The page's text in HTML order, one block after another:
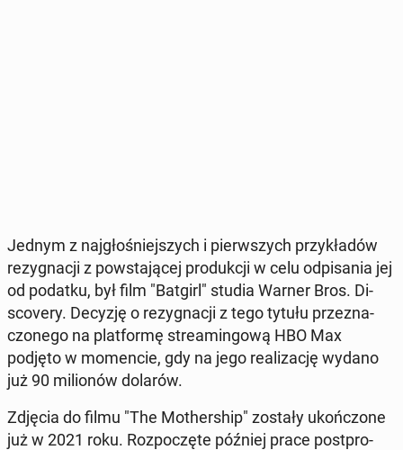
Jednym z naj­gło­śniej­szych i pierw­szych przy­kła­dów
re­zy­gna­cji z po­wsta­ją­cej pro­duk­cji w celu od­pi­sa­nia jej
od podatku, był film "Batgirl" studia Warner Bros. Di­
sco­ve­ry. Decyzję o re­zy­gna­cji z tego tytułu prze­zna­
czo­ne­go na plat­for­mę stre­amin­go­wą HBO Max
podjęto w mo­men­cie, gdy na jego re­ali­za­cję wydano
już 90 mi­lio­nów dolarów.
Zdjęcia do filmu "The Mo­ther­ship" zostały ukoń­czo­ne
już w 2021 roku. Roz­po­czę­te później prace post­pro­